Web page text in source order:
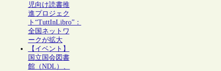
児向け読書推
進プロジェク
ト“TuttInLibro”：
全国ネットワ
ークが拡大
【イベント】
国立国会図書
館（NDL）、